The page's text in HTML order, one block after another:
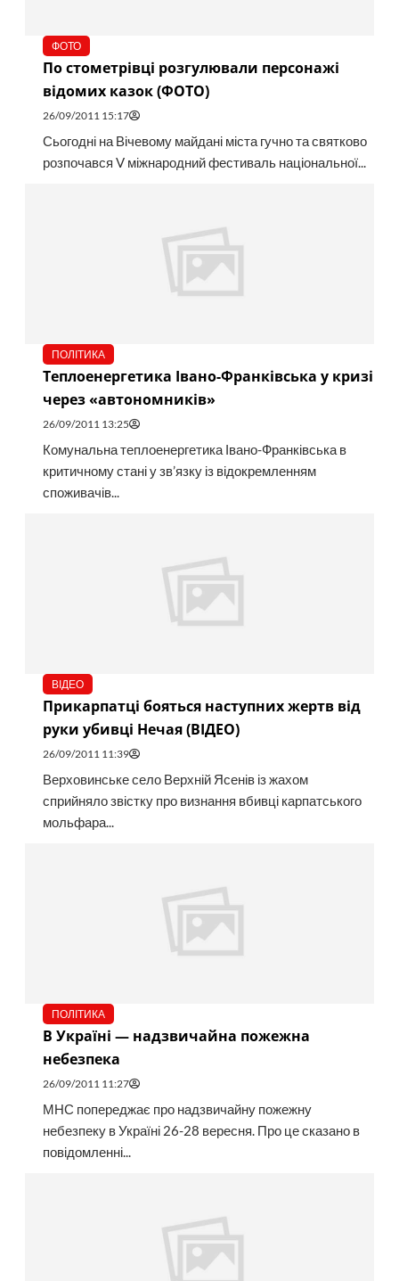
ФОТО
По стометрівці розгулювали персонажі
відомих казок (ФОТО)
26/09/2011 15:17
Сьогодні на Вічевому майдані міста гучно та святково
розпочався V міжнародний фестиваль національної...
ПОЛІТИКА
Теплоенергетика Івано-Франківська у кризі
через «автономників»
26/09/2011 13:25
Комунальна теплоенергетика Івано-Франківська в
критичному стані у зв’язку із відокремленням
споживачів...
ВІДЕО
Прикарпатці бояться наступних жертв від
руки убивці Нечая (ВІДЕО)
26/09/2011 11:39
Верховинське село Верхній Ясенів із жахом
сприйняло звістку про визнання вбивці карпатського
мольфара...
ПОЛІТИКА
В Україні — надзвичайна пожежна
небезпека
26/09/2011 11:27
МНС попереджає про надзвичайну пожежну
небезпеку в Україні 26-28 вересня. Про це сказано в
повідомленні...